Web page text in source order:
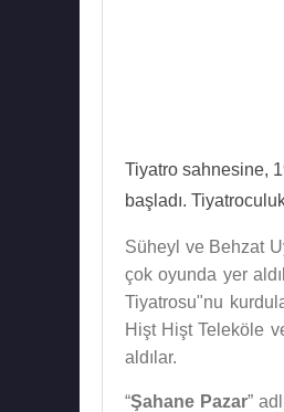
Tiyatro sahnesine,
başladı.
Süheyl ve Behzat
çok oyunda yer
Tiyatrosu"nu
Hişt Hişt Teleköle
aldılar.
“Şahane Pazar”